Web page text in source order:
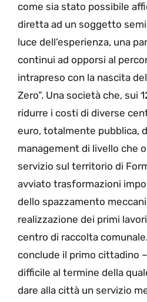
come sia stato possibile
diretta ad un soggetto
luce dell’esperienza, una
continui ad opporsi al
intrapreso con la nascita
Zero”. Una società che, sui
ridurre i costi di diverse
euro, totalmente pubblica,
management di livello che
servizio sul territorio di
avviato trasformazioni
dello spazzamento
realizzazione dei primi
centro di raccolta
conclude il primo cittadino
difficile al termine della
dare alla città un servizio